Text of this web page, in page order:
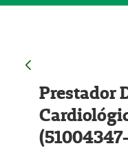
Prestador